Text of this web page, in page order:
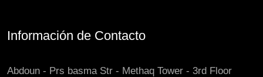
Información de Contacto
Abdoun - Prs basma Str - Methaq Tower - 3rd Floor